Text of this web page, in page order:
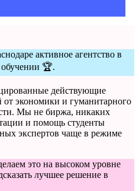
активное агентство в
обучении 🏆.
действующие
от экономики и гуманитарного
Мы не биржа, никаких
и помощь студенты
экспертов чаще в режиме
это на высоком уровне
лучшее решение в